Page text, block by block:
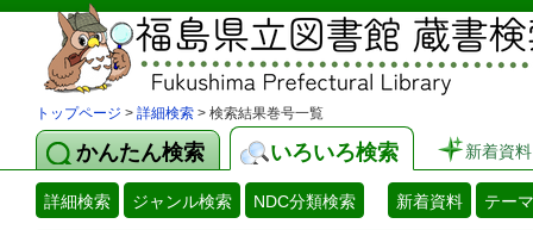
トップページ > 詳細検索 > 検索結果巻号一覧
かんたん検索 いろいろ検索 新着資料
詳細検索 ジャンル検索 NDC分類検索 新着資料 テー